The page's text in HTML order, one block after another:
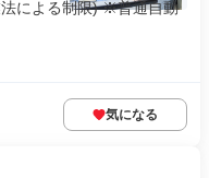
による制限) ※普通自動
気になる